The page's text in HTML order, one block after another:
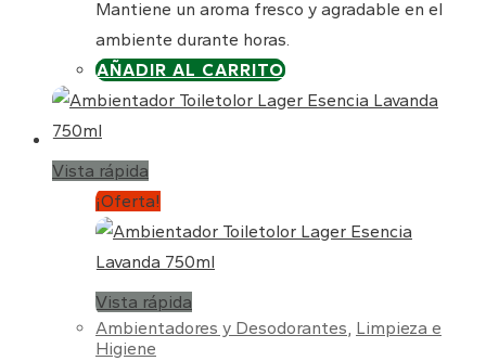
Mantiene un aroma fresco y agradable en el
ambiente durante horas.
AÑADIR AL CARRITO
Vista rápida
¡Oferta!
Vista rápida
Ambientadores y Desodorantes, Limpieza e
Higiene